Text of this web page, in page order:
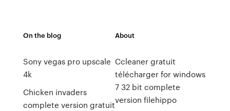
On the blog
Sony vegas pro upscale
4k
Chicken invaders
complete version gratuit
About
Ccleaner gratuit
télécharger for windows
7 32 bit complete
version filehippo